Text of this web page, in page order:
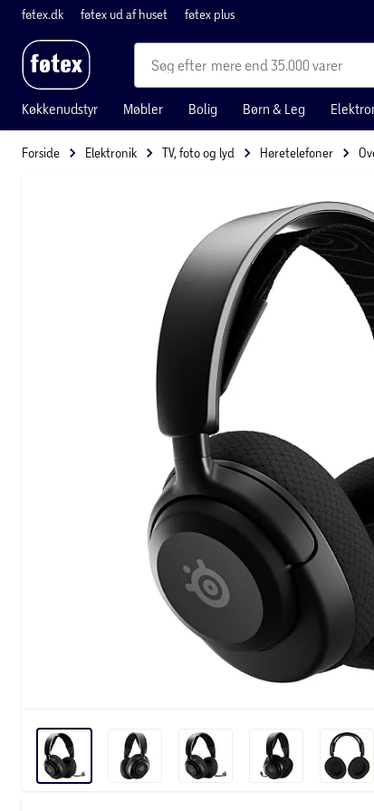
føtex.dk føtex ud af huset føtex plus
mere end 35.000 varer
Køkkenudstyr Møbler Bolig Børn & Leg
Forside Elektronik TV, foto og lyd Høretelefoner